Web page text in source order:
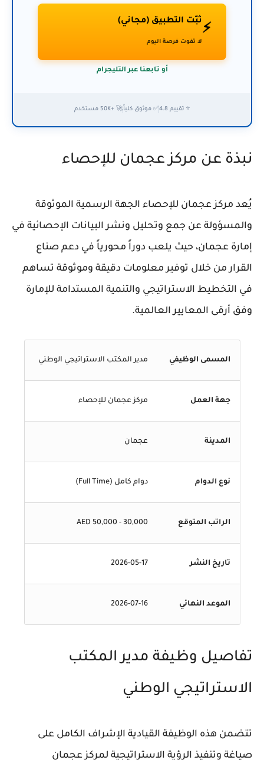
⚡
ثبّت التطبيق (مجاني)
لا تفوت فرصة اليوم
أو تابعنا عبر التليجرام
⭐ تقييم 4.8 ✅ موثوق كلياً 🚀 +50K مستخدم
نبذة عن مركز عجمان للإحصاء
يُعد مركز عجمان للإحصاء الجهة الرسمية الموثوقة
والمسؤولة عن جمع وتحليل ونشر البيانات الإحصائية في
إمارة عجمان، حيث يلعب دوراً محورياً في دعم صناع
القرار من خلال توفير معلومات دقيقة وموثوقة تساهم
في التخطيط الاستراتيجي والتنمية المستدامة للإمارة
وفق أرقى المعايير العالمية.
المسمى الوظيفي مدير المكتب الاستراتيجي الوطني
جهة العمل مركز عجمان للإحصاء
المدينة عجمان
نوع الدوام دوام كامل (Full Time)
الراتب المتوقع 30,000 - 50,000 AED
تاريخ النشر 2026-05-17
الموعد النهائي 2026-07-16
تفاصيل وظيفة مدير المكتب
الاستراتيجي الوطني
تتضمن هذه الوظيفة القيادية الإشراف الكامل على
صياغة وتنفيذ الرؤية الاستراتيجية لمركز عجمان